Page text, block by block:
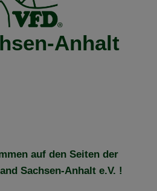
Anhalt
auf den Seiten der
Sachsen-Anhalt e.V. !